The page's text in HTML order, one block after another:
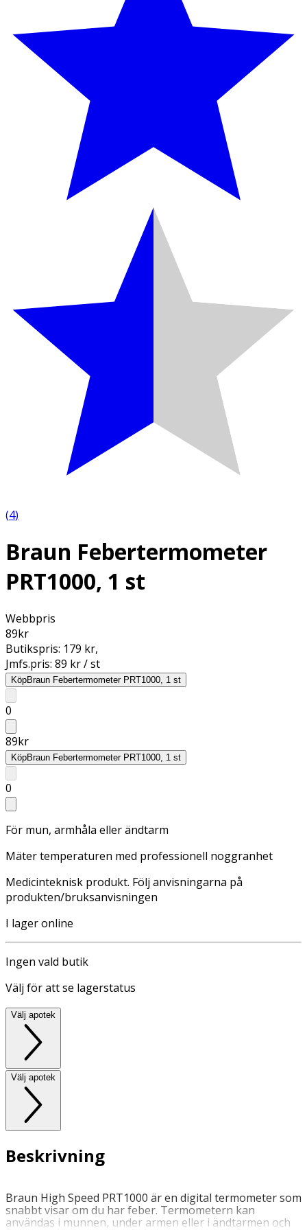
(4)
Braun Febertermometer
PRT1000, 1 st
Webbpris
89kr
Butikspris: 179 kr,
Jmfs.pris: 89 kr / st
KöpBraun Febertermometer PRT1000, 1 st
0
89kr
KöpBraun Febertermometer PRT1000, 1 st
0
För mun, armhåla eller ändtarm
Mäter temperaturen med professionell noggranhet
Medicinteknisk produkt. Följ anvisningarna på
produkten/bruksanvisningen
I lager online
Ingen vald butik
Välj för att se lagerstatus
Välj apotek
Välj apotek
Beskrivning
Braun High Speed PRT1000 är en digital termometer som
snabbt visar om du har feber. Termometern kan
användas i munnen, under armen eller i ändtarmen och